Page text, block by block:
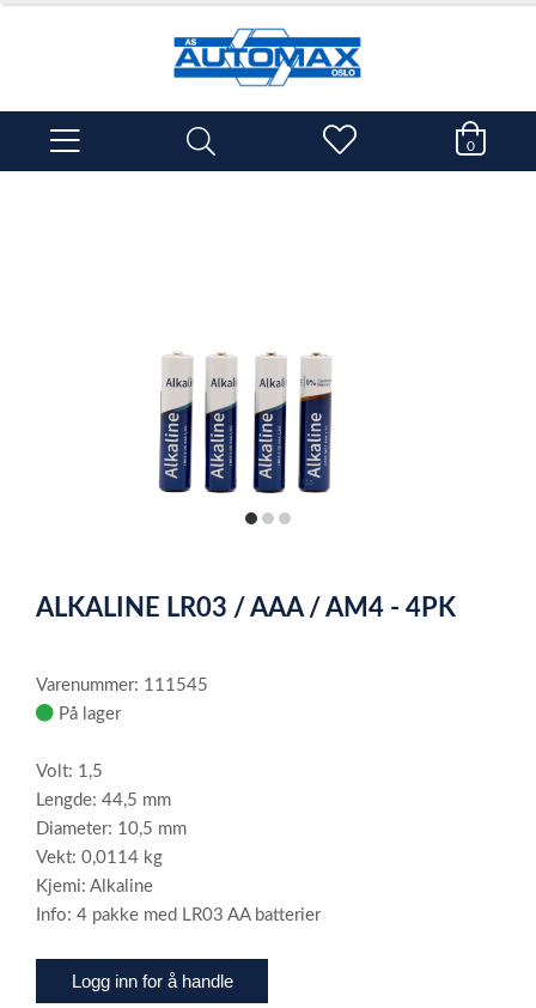
0
itemitemitem
of
ALKALINE LR03 / AAA / AM4 - 4PK
Varenummer: 111545
På lager
Volt: 1,5
Lengde: 44,5 mm
Diameter: 10,5 mm
Vekt: 0,0114 kg
Kjemi: Alkaline
Info: 4 pakke med LR03 AA batterier
Logg inn for å handle